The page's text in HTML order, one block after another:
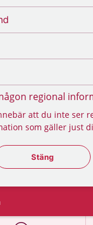
regional
att du inte ser
som gäller just
Stäng
Stäng
på 1177.se